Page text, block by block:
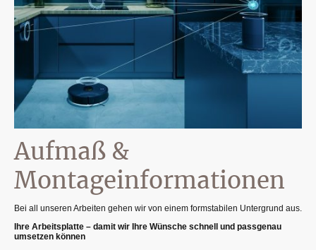
Aufmaß &
Montageinformationen
Bei all unseren Arbeiten gehen wir von einem formstabilen Untergrund aus.
Ihre Arbeitsplatte – damit wir Ihre Wünsche schnell und passgenau
umsetzen können